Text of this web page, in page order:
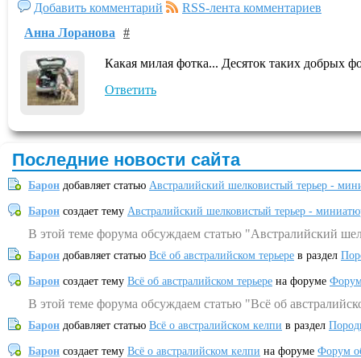
Добавить комментарий
RSS-лента комментариев
Анна Лоранова
#
Какая милая фотка... Десяток таких добрых
Ответить
Последние новости сайта
Барон добавляет статью Австралийский шелковистый терьер -
Барон создает тему Австралийский шелковистый терьер -
В этой теме форума обсуждаем статью "Австралийский
Барон добавляет статью Всё об австралийском терьере в раздел
Барон создает тему Всё об австралийском терьере на форуме
В этой теме форума обсуждаем статью "Всё об
Барон добавляет статью Всё о австралийском келпи в раздел
Барон создает тему Всё о австралийском келпи на форуме Форум